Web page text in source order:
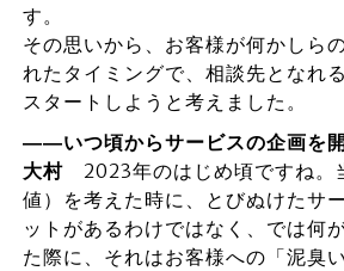
す。
その思いから、お客様が何かしら
れたタイミングで、相談先となれ
スタートしようと考えました。
――いつ頃からサービスの企画を
大村2023年のはじめ頃ですね。
値）を考えた時に、とびぬけたサ
ットがあるわけではなく、では何
た際に、それはお客様への「泥臭